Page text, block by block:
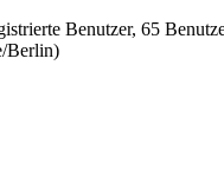
Benutzer, 65
Berlin)